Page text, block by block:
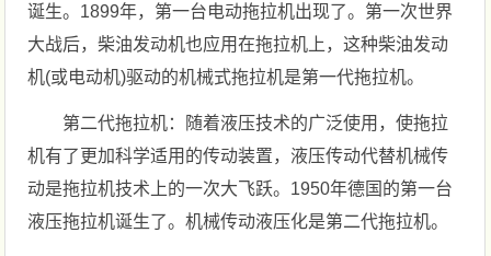
诞生。1899年，第一台电动拖拉机出现了。第一次世界
大战后，柴油发动机也应用在拖拉机上，这种柴油发动
机(或电动机)驱动的机械式拖拉机是第一代拖拉机。
第二代拖拉机：随着液压技术的广泛使用，使拖拉
机有了更加科学适用的传动装置，液压传动代替机械传
动是拖拉机技术上的一次大飞跃。1950年德国的第一台
液压拖拉机诞生了。机械传动液压化是第二代拖拉机。